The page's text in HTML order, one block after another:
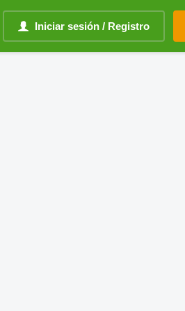
Iniciar sesión / Registro